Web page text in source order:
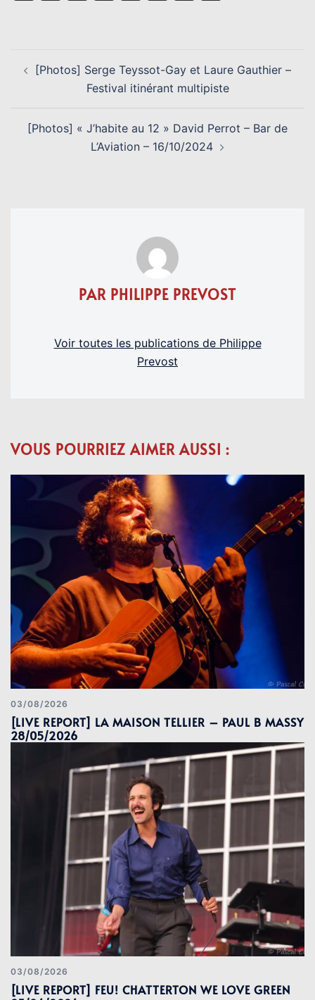
D’ARTICLE
[Photos] Serge Teyssot-Gay et Laure Gauthier –
Festival itinérant multipiste
[Photos] « J’habite au 12 » David Perrot – Bar de
L’Aviation – 16/10/2024
PAR PHILIPPE PREVOST
Voir toutes les publications de Philippe
Prevost
VOUS POURRIEZ AIMER AUSSI :
03/08/2026
[LIVE REPORT] LA MAISON TELLIER – PAUL B MASSY
28/05/2026
03/08/2026
[LIVE REPORT] FEU! CHATTERTON WE LOVE GREEN